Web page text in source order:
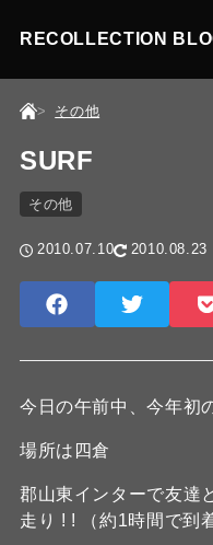
RECOLLECTION
その他
SURF
その他
2010.07.10 2010.08.23
今日の午前中、今年初
場所は四倉
郡山東インターで友達
走り ! ! （約1時間で到